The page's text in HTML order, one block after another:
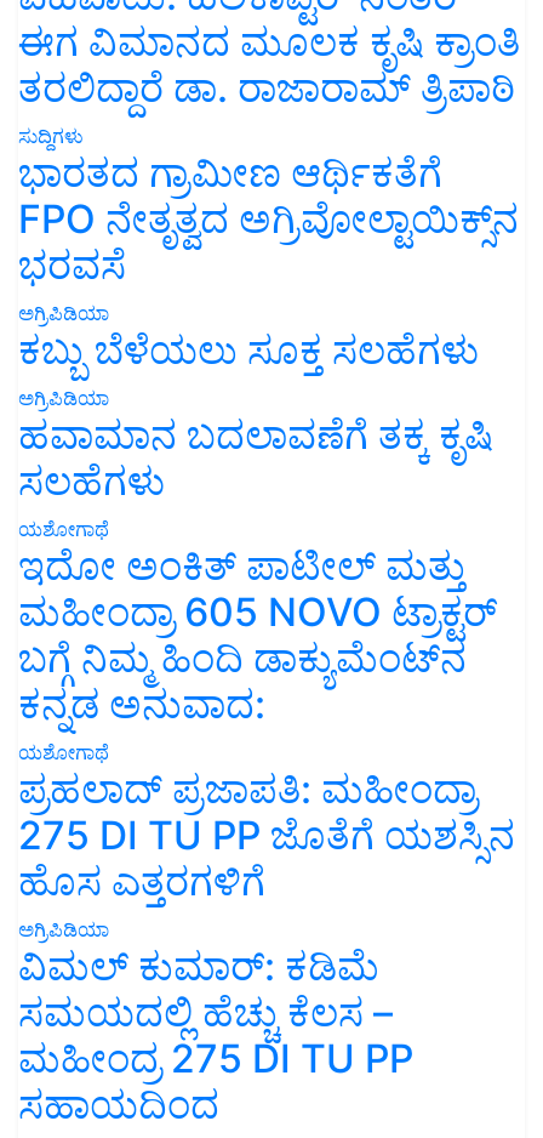
ಈಗ ವಿಮಾನದ ಮೂಲಕ ಕೃಷಿ ಕ್ರಾಂತಿ
ತರಲಿದ್ದಾರೆ ಡಾ. ರಾಜಾರಾಮ್ ತ್ರಿಪಾಠಿ
ಸುದ್ದಿಗಳು
ಭಾರತದ ಗ್ರಾಮೀಣ ಆರ್ಥಿಕತೆಗೆ
FPO ನೇತೃತ್ವದ ಅಗ್ರಿವೋಲ್ಟಾಯಿಕ್ಸ್‌ನ
ಭರವಸೆ
ಅಗ್ರಿಪಿಡಿಯಾ
ಕಬ್ಬು ಬೆಳೆಯಲು ಸೂಕ್ತ ಸಲಹೆಗಳು
ಅಗ್ರಿಪಿಡಿಯಾ
ಹವಾಮಾನ ಬದಲಾವಣೆಗೆ ತಕ್ಕ ಕೃಷಿ
ಸಲಹೆಗಳು
ಯಶೋಗಾಥೆ
ಇದೋ ಅಂಕಿತ್ ಪಾಟೀಲ್ ಮತ್ತು
ಮಹೀಂದ್ರಾ 605 NOVO ಟ್ರಾಕ್ಟರ್
ಬಗ್ಗೆ ನಿಮ್ಮ ಹಿಂದಿ ಡಾಕ್ಯುಮೆಂಟ್‌ನ
ಕನ್ನಡ ಅನುವಾದ:
ಯಶೋಗಾಥೆ
ಪ್ರಹಲಾದ್ ಪ್ರಜಾಪತಿ: ಮಹೀಂದ್ರಾ
275 DI TU PP ಜೊತೆಗೆ ಯಶಸ್ಸಿನ
ಹೊಸ ಎತ್ತರಗಳಿಗೆ
ಅಗ್ರಿಪಿಡಿಯಾ
ವಿಮಲ್ ಕುಮಾರ್: ಕಡಿಮೆ
ಸಮಯದಲ್ಲಿ ಹೆಚ್ಚು ಕೆಲಸ –
ಮಹೀಂದ್ರ 275 DI TU PP
ಸಹಾಯದಿಂದ